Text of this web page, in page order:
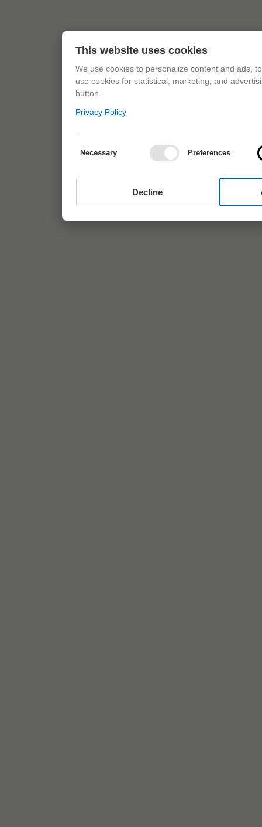
This website uses cookies
We use cookies to personalize content and ads,
use cookies for statistical, marketing, and
button.
Privacy Policy
Necessary Preferences
Decline